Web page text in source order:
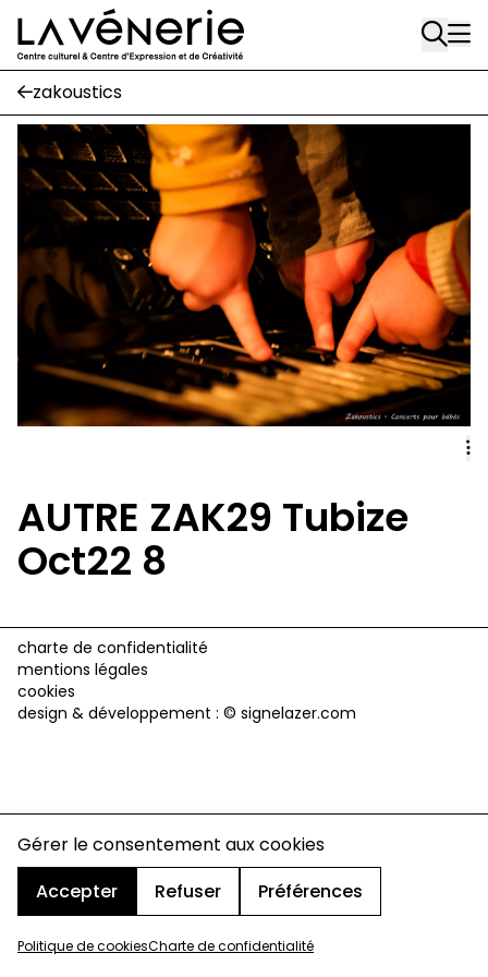
Gérer le consentement aux cookies
Accepter
Refuser Préférences
Politique de cookiesCharte de confidentialité
Aller au contenu principal
Rue Gratès, 3
1170 Watermael-Boitsfort
02 663 85 50
Écuries
Place Gilson, 3
1170 Watermael-Boitsfort
02 663 85 50
suivez-nous
Journal Vénerie- version papier
Newsletter
zakoustics
AUTRE ZAK29 Tubize
Oct22 8
charte de confidentialité
mentions légales
cookies
design & développement : © signelazer.com